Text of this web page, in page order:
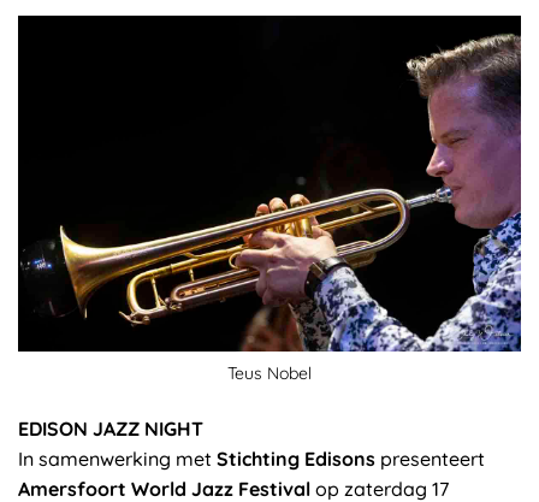
Teus Nobel
EDISON JAZZ NIGHT
In samenwerking met Stichting Edisons presenteert
Amersfoort World Jazz Festival op zaterdag 17